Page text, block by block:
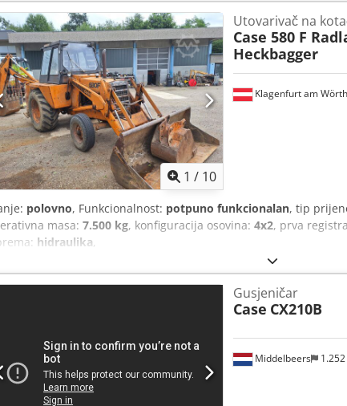
1 / 10
Klagenfurt am
Utovarivač na
Case 580 F
Heckbagger
polovno, Funkcionalnost: potpuno funkcionalan, tip
masa: 7.500 kg, konfiguracija osovina: 4x2, prva
hidraulika,
Middelbeers 1.252
Gusjeničar
Case CX210B